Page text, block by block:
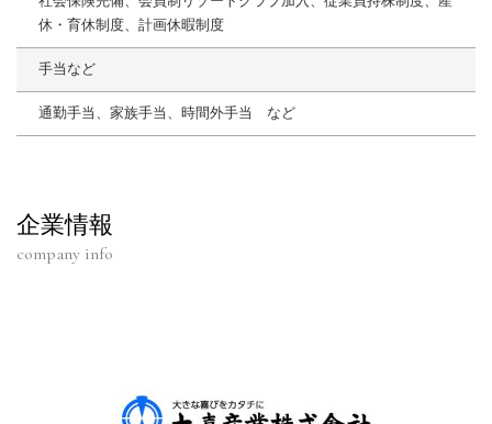
休・育休制度、計画休暇制度
手当など
通勤手当、家族手当、時間外手当 など
企業情報
company info